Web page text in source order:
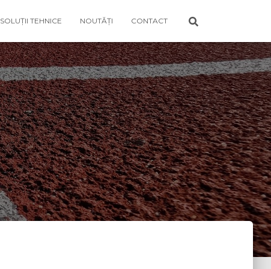
SOLUȚII TEHNICE NOUTĂȚI CONTACT